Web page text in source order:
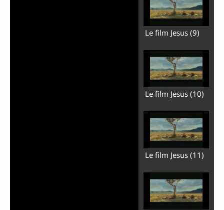
Le film Jesus (9)
Le film Jesus (10)
Le film Jesus (11)